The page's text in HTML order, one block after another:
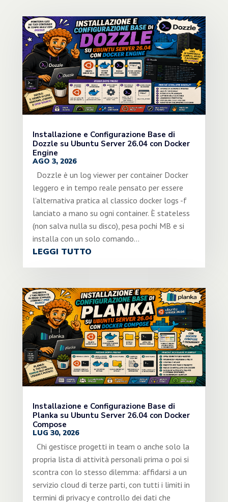
Installazione e Configurazione Base di
Dozzle su Ubuntu Server 26.04 con Docker
Engine
AGO 3, 2026
Dozzle è un log viewer per container Docker
leggero e in tempo reale pensato per essere
l'alternativa pratica al classico docker logs -f
lanciato a mano su ogni container. È stateless
(non salva nulla su disco), pesa pochi MB e si
installa con un solo comando...
LEGGI TUTTO
Installazione e Configurazione Base di
Planka su Ubuntu Server 26.04 con Docker
Compose
LUG 30, 2026
Chi gestisce progetti in team o anche solo la
propria lista di attività personali prima o poi si
scontra con lo stesso dilemma: affidarsi a un
servizio cloud di terze parti, con tutti i limiti in
termini di privacy e controllo dei dati che